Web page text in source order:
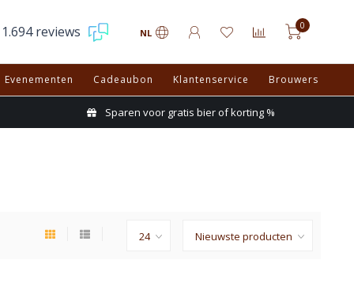
1.694 reviews NL
0
Evenementen Cadeaubon Klantenservice Brouwers
Sparen voor gratis bier of korting %